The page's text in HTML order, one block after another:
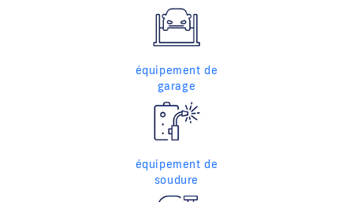
équipement de
garage
équipement de
soudure